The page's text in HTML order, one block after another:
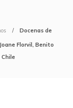
Docenas de
Florvil, Benito